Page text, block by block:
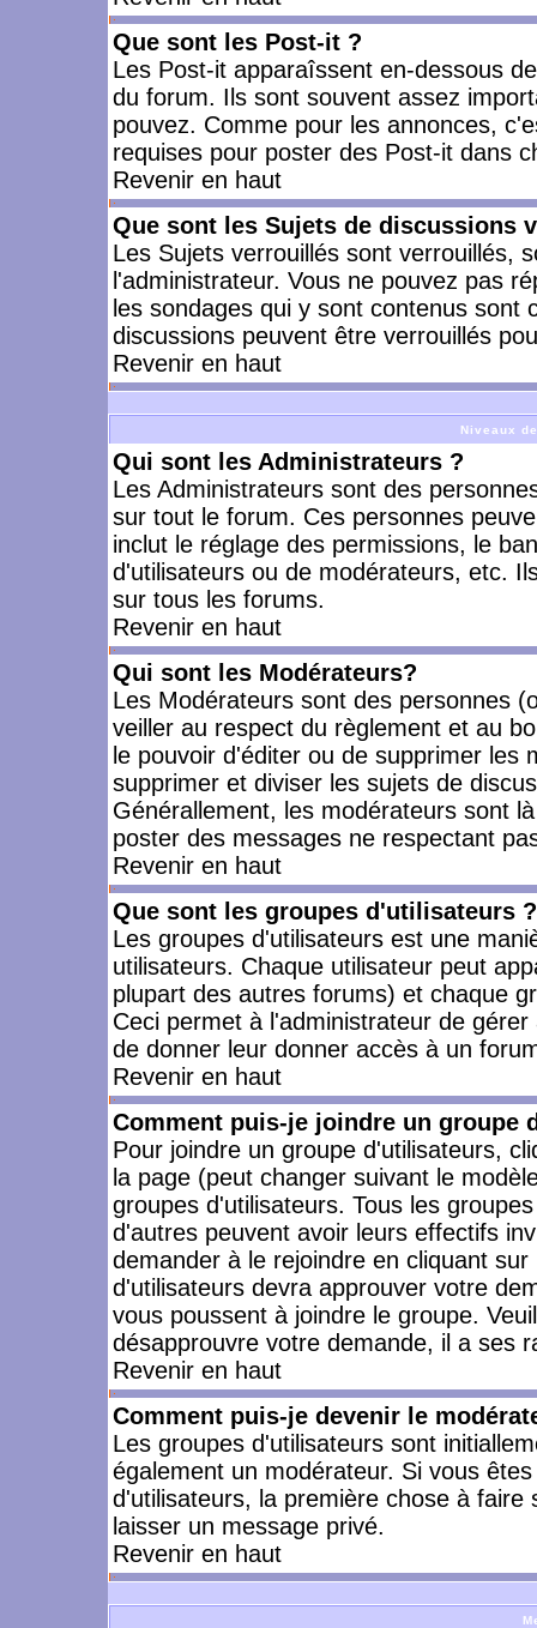
Que sont les Post-it ?
Les Post-it apparaîssent en-dessous
du forum. Ils sont souvent assez
pouvez. Comme pour les annonces,
requises pour poster des Post-it dans
Revenir en haut
Que sont les Sujets de discussions
Les Sujets verrouillés sont verrouillés,
l'administrateur. Vous ne pouvez pas
les sondages qui y sont contenus
discussions peuvent être verrouillés
Revenir en haut
Niveaux
Qui sont les Administrateurs ?
Les Administrateurs sont des
sur tout le forum. Ces personnes
inclut le réglage des permissions, le
d'utilisateurs ou de modérateurs, etc.
sur tous les forums.
Revenir en haut
Qui sont les Modérateurs?
Les Modérateurs sont des personnes
veiller au respect du règlement et au
le pouvoir d'éditer ou de supprimer les
supprimer et diviser les sujets de
Générallement, les modérateurs sont
poster des messages ne respectant
Revenir en haut
Que sont les groupes d'utilisateurs ?
Les groupes d'utilisateurs est une
utilisateurs. Chaque utilisateur peut
plupart des autres forums) et chaque
Ceci permet à l'administrateur de
de donner leur donner accès à un
Revenir en haut
Comment puis-je joindre un groupe
Pour joindre un groupe d'utilisateurs,
la page (peut changer suivant le
groupes d'utilisateurs. Tous les
d'autres peuvent avoir leurs effectifs
demander à le rejoindre en cliquant
d'utilisateurs devra approuver votre
vous poussent à joindre le groupe.
désapprouvre votre demande, il a ses
Revenir en haut
Comment puis-je devenir le
Les groupes d'utilisateurs sont
également un modérateur. Si vous
d'utilisateurs, la première chose à
laisser un message privé.
Revenir en haut